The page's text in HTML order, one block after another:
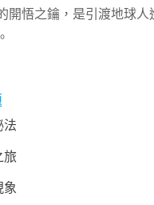
開悟之鑰，是引渡地球人
法
旅
象